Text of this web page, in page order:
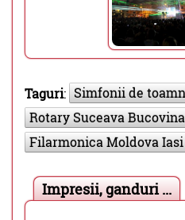
Taguri: Simfonii de
Rotary Suceava Bucovina
Filarmonica Moldova Iasi
Impresii, ganduri ...